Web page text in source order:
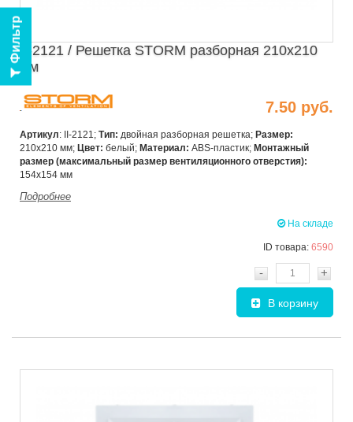
Фильтр II-2121 / Решетка STORM разборная 210х210
мм
7.50 руб.
Артикул: II-2121; Тип: двойная разборная решетка; Размер:
210х210 мм; Цвет: белый; Материал: ABS-пластик; Монтажный
размер (максимальный размер вентиляционного отверстия):
154х154 мм
Подробнее
На складе
ID товара: 6590
- +
В корзину